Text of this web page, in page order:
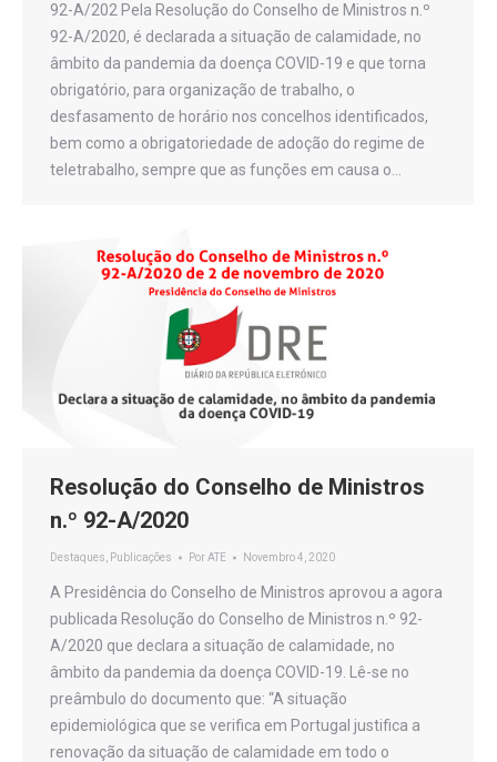
92-A/202 Pela Resolução do Conselho de Ministros n.º
92-A/2020, é declarada a situação de calamidade, no
âmbito da pandemia da doença COVID-19 e que torna
obrigatório, para organização de trabalho, o
desfasamento de horário nos concelhos identificados,
bem como a obrigatoriedade de adoção do regime de
teletrabalho, sempre que as funções em causa o…
Resolução do Conselho de Ministros
n.º 92-A/2020
Destaques Publicações PorATE Novembro 4, 2020
A Presidência do Conselho de Ministros aprovou a agora
publicada Resolução do Conselho de Ministros n.º 92-
A/2020 que declara a situação de calamidade, no
âmbito da pandemia da doença COVID-19. Lê-se no
preâmbulo do documento que: “A situação
epidemiológica que se verifica em Portugal justifica a
renovação da situação de calamidade em todo o